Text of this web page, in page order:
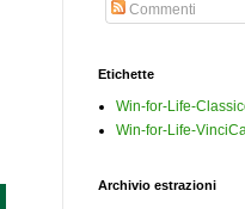
Commenti
Etichette
Win-for-Life-
Win-for-Life-
Archivio estrazioni